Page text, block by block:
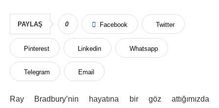
PAYLAŞ 0 Facebook Twitter
Pinterest Linkedin Whatsapp
Telegram Email
Ray Bradbury’nin hayatına bir göz attığımızda